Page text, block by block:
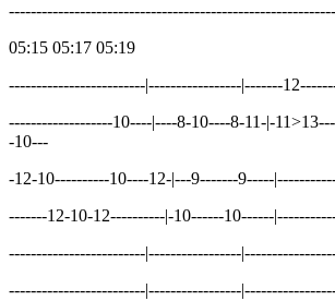
05:15 05:17 05:19
-------------------------|-----------------|-------
-------------------10----|----8-10----8-11-|-
-10---
-12-10----------10----12-|---9-------9-----
-------12-10-12----------|-10------10------
-------------------------|-----------------
-------------------------|-----------------